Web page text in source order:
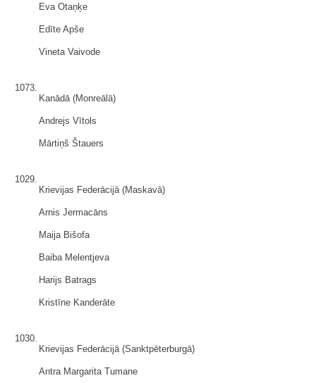
Eva Otaņķe
Edīte Apše
Vineta Vaivode
1073.
Kanādā (Monreālā)
Andrejs Vītols
Mārtiņš Štauers
1029.
Krievijas Federācijā (Maskavā)
Arnis Jermacāns
Maija Bišofa
Baiba Melentjeva
Harijs Batrags
Kristīne Kanderāte
1030.
Krievijas Federācijā (Sanktpēterburgā)
Antra Margarita Tumane